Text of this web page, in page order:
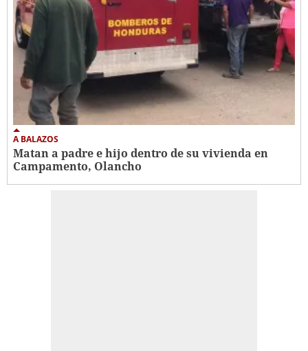
A BALAZOS
Matan a padre e hijo dentro de su vivienda en
Campamento, Olancho